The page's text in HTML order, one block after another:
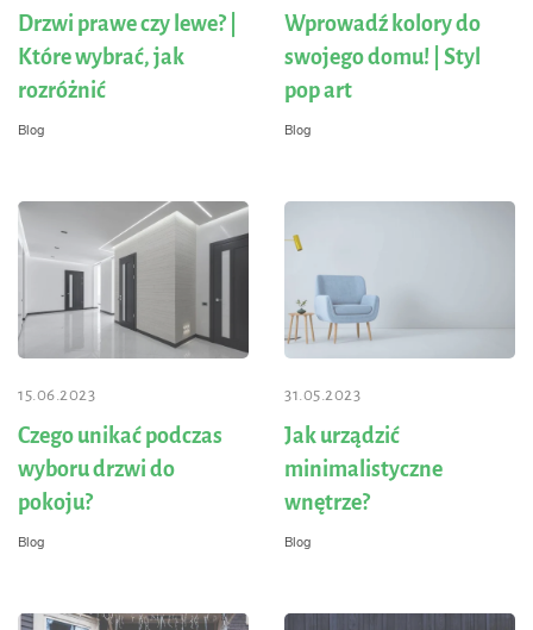
Drzwi prawe czy lewe? |
Które wybrać, jak
rozróżnić
Blog
Wprowadź kolory do
swojego domu! | Styl
pop art
Blog
15.06.2023
Czego unikać podczas
wyboru drzwi do
pokoju?
Blog
31.05.2023
Jak urządzić
minimalistyczne
wnętrze?
Blog